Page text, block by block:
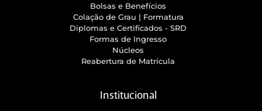
Bolsas e Benefícios
Colação de Grau | Formatura
Diplomas e Certificados - SRD
Formas de Ingresso
Núcleos
Reabertura de Matrícula
Institucional